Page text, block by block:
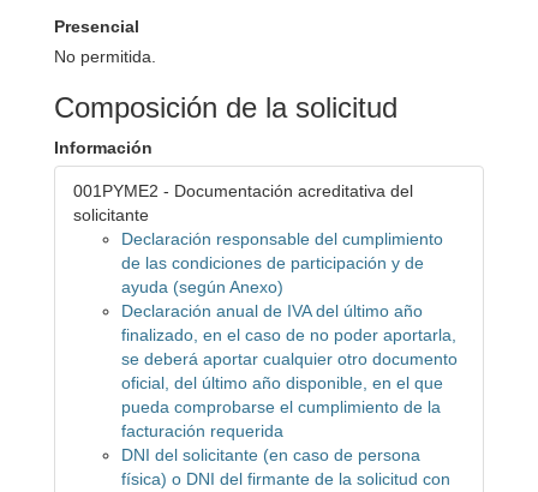
Presencial
No permitida.
Composición de la solicitud
Información
001PYME2 - Documentación acreditativa del
solicitante
Declaración responsable del cumplimiento
de las condiciones de participación y de
ayuda (según Anexo)
Declaración anual de IVA del último año
finalizado, en el caso de no poder aportarla,
se deberá aportar cualquier otro documento
oficial, del último año disponible, en el que
pueda comprobarse el cumplimiento de la
facturación requerida
DNI del solicitante (en caso de persona
física) o DNI del firmante de la solicitud con